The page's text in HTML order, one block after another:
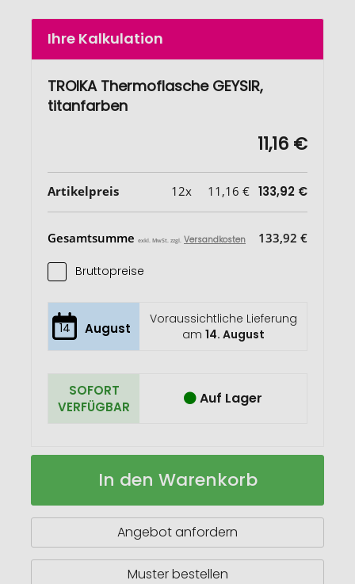
Ihre Kalkulation
TROIKA Thermoflasche GEYSIR,
titanfarben
11,16 €
Artikelpreis 12x 11,16 € 133,92 €
Gesamtsumme exkl. MwSt. zzgl. Versandkosten 133,92 €
Bruttopreise
14 August
Voraussichtliche Lieferung
am 14. August
SOFORT
VERFÜGBAR
Auf Lager
TROIKA
Thermoflasche
Auf
In den Warenkorb
Angebot anfordern
Muster bestellen